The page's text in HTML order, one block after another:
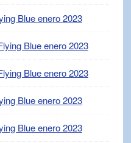
Blue enero 2023
Blue enero 2023
Blue enero 2023
Blue enero 2023
Blue enero 2023